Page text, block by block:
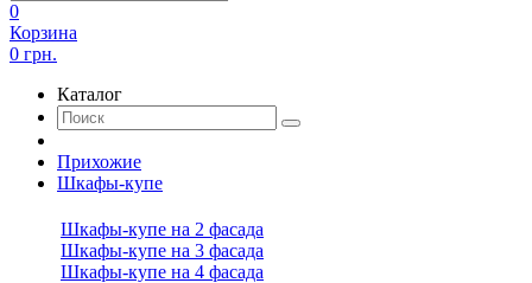
0
Корзина
0 грн.
Каталог
Прихожие
Шкафы-купе
Шкафы-купе на 2 фасада
Шкафы-купе на 3 фасада
Шкафы-купе на 4 фасада